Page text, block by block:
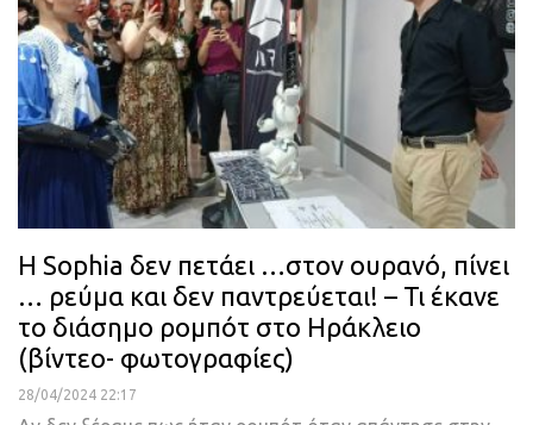
H Sophia δεν πετάει …στον ουρανό, πίνει
… ρεύμα και δεν παντρεύεται! – Τι έκανε
το διάσημο ρομπότ στο Ηράκλειο
(βίντεο- φωτογραφίες)
28/04/2024 22:17